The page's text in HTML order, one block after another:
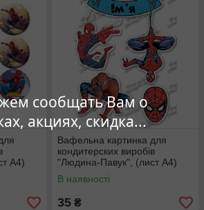
сообщать Вам о
акциях, скидка...
А4)
Вафельна картинка для
кондитерских виробів
"Людина-Павук", (лист А4)
В наявності
35 ₴